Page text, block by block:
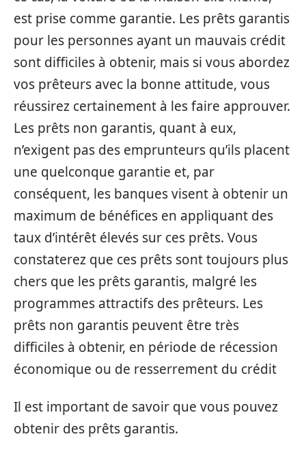
est prise comme garantie. Les prêts garantis
pour les personnes ayant un mauvais crédit
sont difficiles à obtenir, mais si vous abordez
vos prêteurs avec la bonne attitude, vous
réussirez certainement à les faire approuver.
Les prêts non garantis, quant à eux,
n’exigent pas des emprunteurs qu’ils placent
une quelconque garantie et, par
conséquent, les banques visent à obtenir un
maximum de bénéfices en appliquant des
taux d’intérêt élevés sur ces prêts. Vous
constaterez que ces prêts sont toujours plus
chers que les prêts garantis, malgré les
programmes attractifs des prêteurs. Les
prêts non garantis peuvent être très
difficiles à obtenir, en période de récession
économique ou de resserrement du crédit
Il est important de savoir que vous pouvez
obtenir des prêts garantis.